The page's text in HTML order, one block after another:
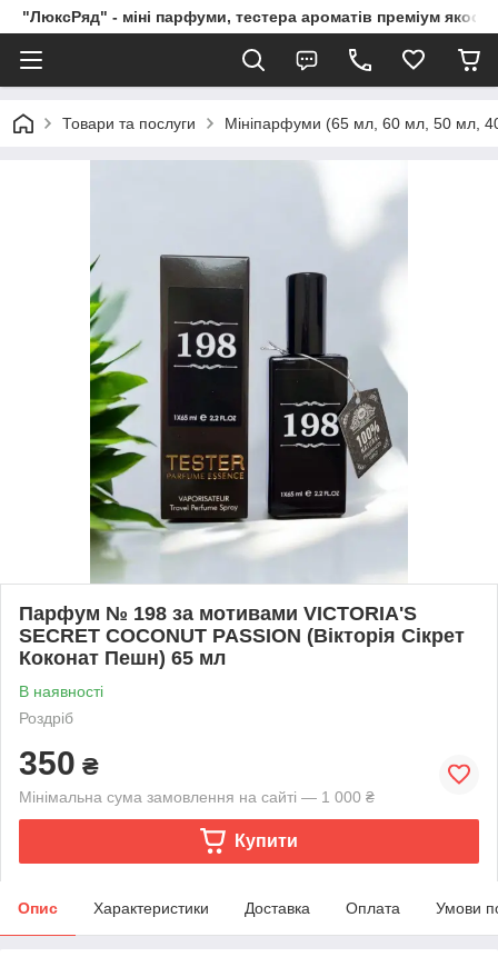
"ЛюксРяд" - міні парфуми, тестера ароматів преміум
Товари та послуги Мініпарфуми (65 мл, 60 мл, 50 мл,
Парфум № 198 за мотивами VICTORIA'S
SECRET COCONUT PASSION (Вікторія Сікрет
Коконат Пешн) 65 мл
В наявності
Роздріб
350 ₴
Мінімальна сума замовлення на сайті — 1 000 ₴
Купити
Опис Характеристики Доставка Оплата Умови